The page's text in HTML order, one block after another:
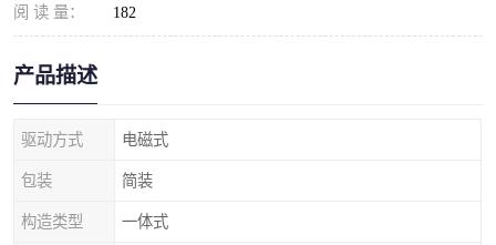
阅 读 量： 182
产品描述
驱动方式 电磁式
包装 简装
构造类型 一体式